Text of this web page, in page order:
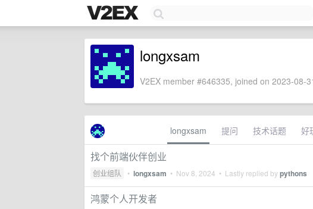
longxsam
V2EX member #646335, joined on 2023-08-
longxsam 提问 技术话题 好
找个前端伙伴创业
创业组队 • longxsam • Nov 8, 2024 • Lastly replied bypythons
鸿蒙个人开发者